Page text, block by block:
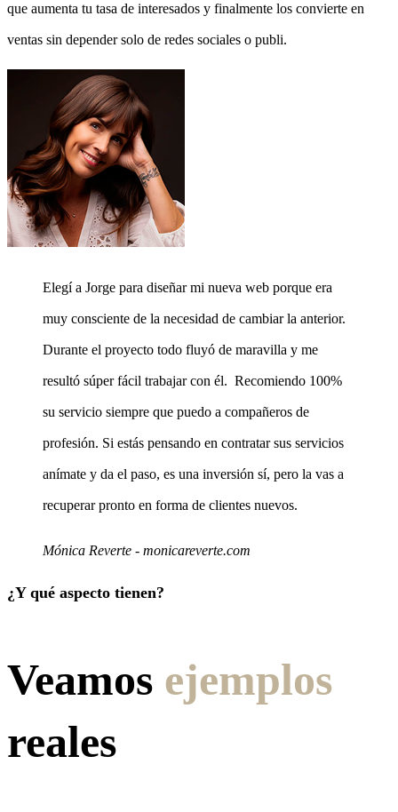
que aumenta tu tasa de interesados y finalmente los convierte en
ventas sin depender solo de redes sociales o publi.
Elegí a Jorge para diseñar mi nueva web porque era
muy consciente de la necesidad de cambiar la anterior.
Durante el proyecto todo fluyó de maravilla y me
resultó súper fácil trabajar con él. Recomiendo 100%
su servicio siempre que puedo a compañeros de
profesión. Si estás pensando en contratar sus servicios
anímate y da el paso, es una inversión sí, pero la vas a
recuperar pronto en forma de clientes nuevos.
Mónica Reverte - monicareverte.com
¿Y qué aspecto tienen?
Veamos ejemplos
reales